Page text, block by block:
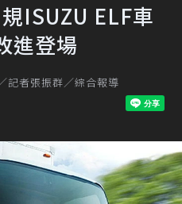
ISUZU ELF車
進登場
記者張振群／綜合報導